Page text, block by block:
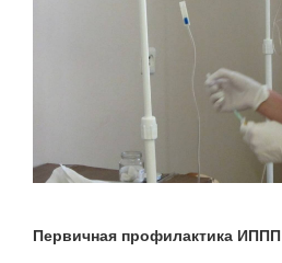
Первичная профилактика ИППП